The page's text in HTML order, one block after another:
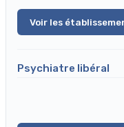
Voir les
Psychiatre libéral